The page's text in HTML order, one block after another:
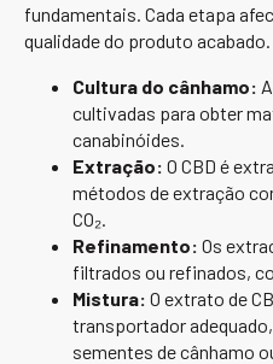
fundamentais. Cada etapa
qualidade do produto acabado.
Cultura do cânhamo:
cultivadas para obter
canabinóides.
Extração: O CBD é
métodos de extração
CO₂.
Refinamento: Os
filtrados ou refinados,
Mistura: O extrato de
transportador
sementes de cânhamo